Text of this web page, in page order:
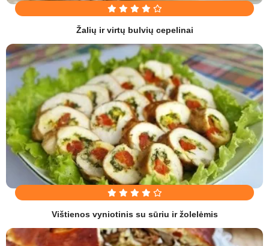
Žalių ir virtų bulvių cepelinai
Vištienos vyniotinis su sūriu ir žolelėmis